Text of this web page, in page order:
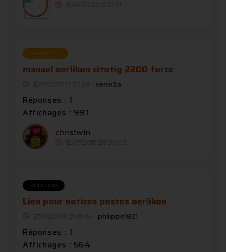
12/02/2020 12:17:51
RECHERCHE
manuel oerlikon citotig 2200 force
12/07/2017 17:37:28 - sensi2a
Réponses : 1
Affichages : 991
christwin
12/07/2017 20:30:05
SOLUTION
Lien pour notices postes oerlikon
27/03/2018 21:01:04 - philippe1821
Réponses : 1
Affichages : 564